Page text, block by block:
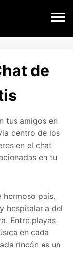
de
tus amigos en
dentro de los
en el chat
en tu
hermoso país.
hospitalaria del
Entre playas
en cada
rincón es un